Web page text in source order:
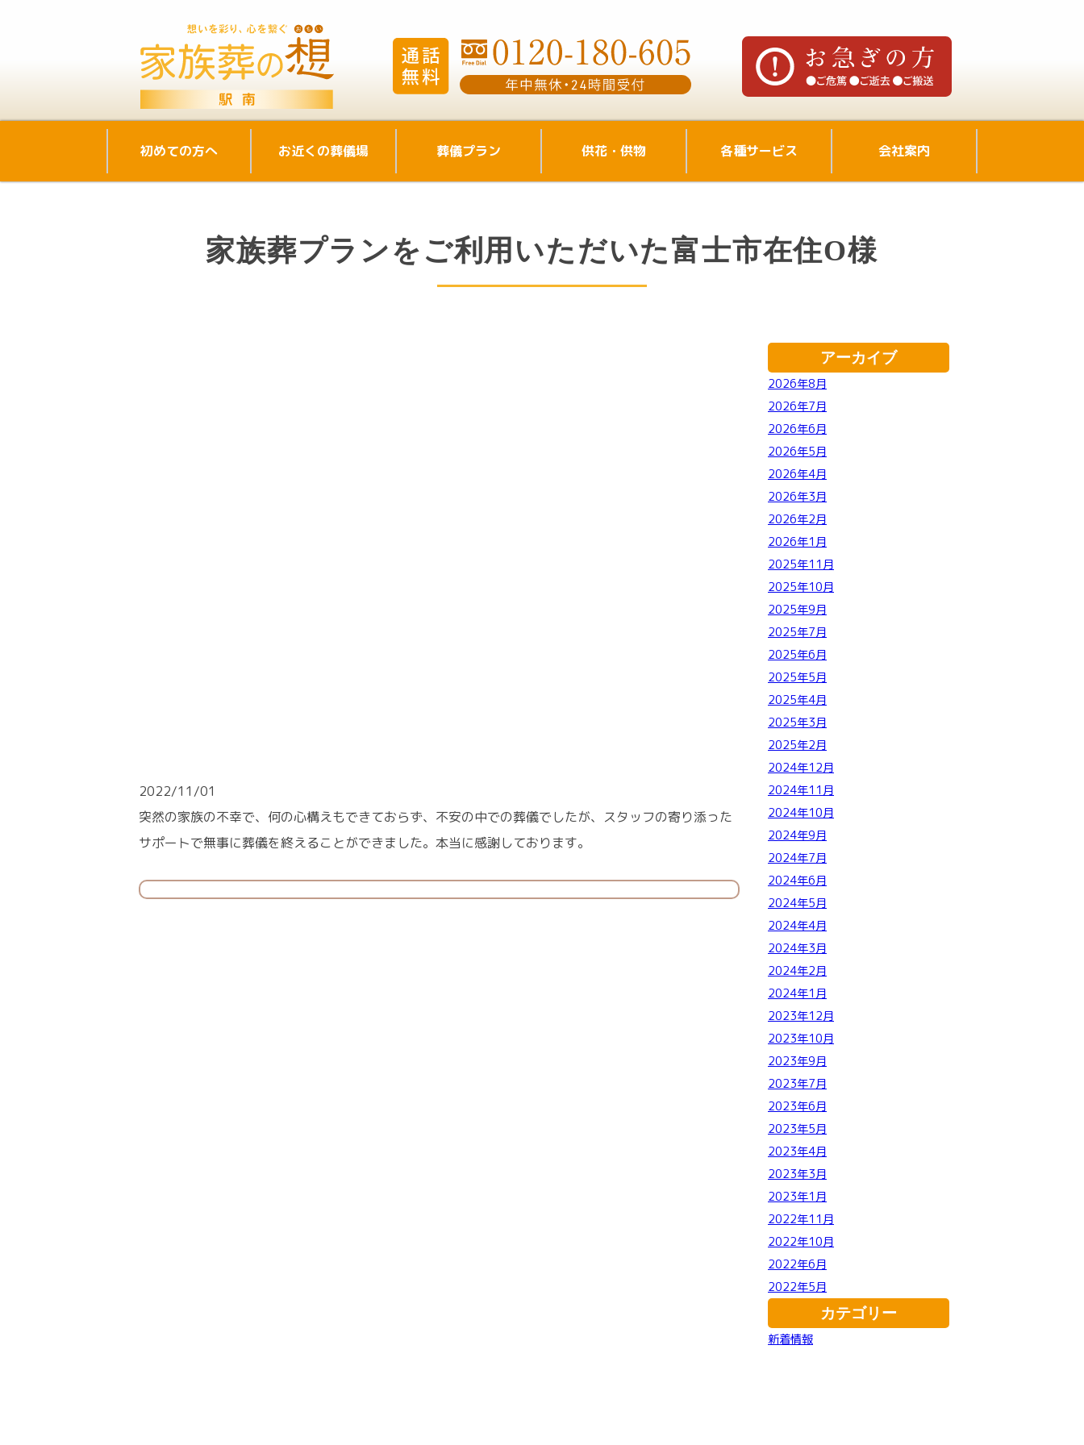
初めての方へ お近くの葬儀場 葬儀プラン 供花・供物 各種サービス 会社案内
家族葬プランをご利用いただいた富士市在住O様
2022/11/01
突然の家族の不幸で、何の心構えもできておらず、不安の中での葬儀でしたが、スタッフの寄り添った
サポートで無事に葬儀を終えることができました。本当に感謝しております。
アーカイブ
2026年8月
2026年7月
2026年6月
2026年5月
2026年4月
2026年3月
2026年2月
2026年1月
2025年11月
2025年10月
2025年9月
2025年7月
2025年6月
2025年5月
2025年4月
2025年3月
2025年2月
2024年12月
2024年11月
2024年10月
2024年9月
2024年7月
2024年6月
2024年5月
2024年4月
2024年3月
2024年2月
2024年1月
2023年12月
2023年10月
2023年9月
2023年7月
2023年6月
2023年5月
2023年4月
2023年3月
2023年1月
2022年11月
2022年10月
2022年6月
2022年5月
カテゴリー
新着情報